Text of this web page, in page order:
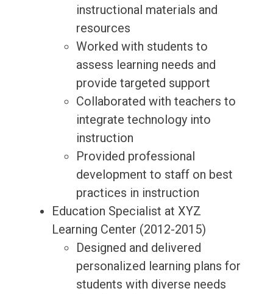
instructional materials and
resources
Worked with students to
assess learning needs and
provide targeted support
Collaborated with teachers to
integrate technology into
instruction
Provided professional
development to staff on best
practices in instruction
Education Specialist at XYZ
Learning Center (2012-2015)
Designed and delivered
personalized learning plans for
students with diverse needs